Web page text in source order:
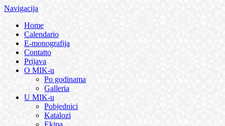
Navigacija
Home
Calendario
E-monografija
Contatto
Prijava
O MIK-u
Po godinama
Galleria
U MIK-u
Pobjednici
Katalozi
Ekipa